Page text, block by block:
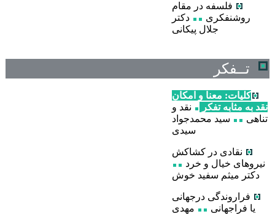
فلسفه در مقام
روشنفکری
دکتر
جلال پیکانی
تــفکر
کلیات: معنا و امکان
نقد به مثابه تفکر
نقد و
تناهی
سید محمدجواد
سیدی
نقادی در کشاکش
نیروهای خیال و خرد
دکتر میثم سفید خوش
فراروندگی درجهانی
یا فراجهانی
مهدی